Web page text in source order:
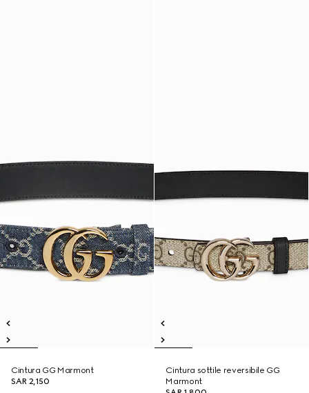
Cintura GG Marmont
SAR 2,150
Cintura sottile reversibile GG
Marmont